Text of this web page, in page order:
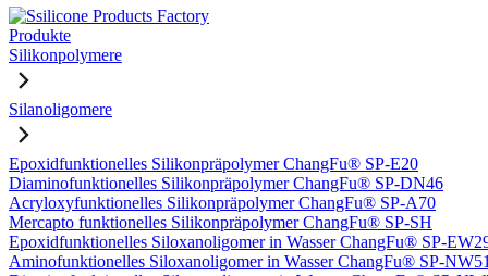
Produkte
Silikonpolymere
Silanoligomere
Epoxidfunktionelles Silikonpräpolymer ChangFu® SP-E20
Diaminofunktionelles Silikonpräpolymer ChangFu® SP-DN46
Acryloxyfunktionelles Silikonpräpolymer ChangFu® SP-A70
Mercapto funktionelles Silikonpräpolymer ChangFu® SP-SH
Epoxidfunktionelles Siloxanoligomer in Wasser ChangFu® SP-
Aminofunktionelles Siloxanoligomer in Wasser ChangFu® SP-